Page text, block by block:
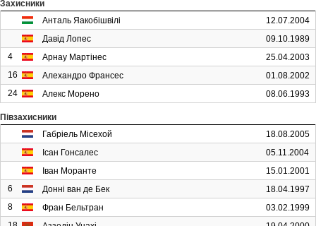
Захисники
Анталь Яакобішвілі
12.07.2004
Давід Лопес
09.10.1989
4
Арнау Мартінес
25.04.2003
16
Алехандро Франсес
01.08.2002
24
Алекс Морено 08.06.1993
Півзахисники
Габріель Місехой
18.08.2005
Ісан Гонсалес
05.11.2004
Іван Моранте
15.01.2001
6
Донні ван де Бек
18.04.1997
8
Фран Бельтран
03.02.1999